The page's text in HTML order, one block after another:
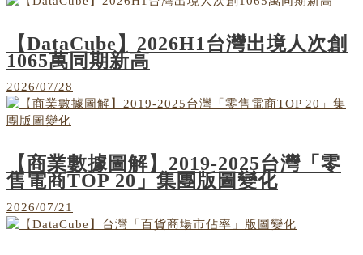
【DataCube】2026H1台灣出境人次創
1065萬同期新高
2026/07/28
【商業數據圖解】2019-2025台灣「零
售電商TOP 20」集團版圖變化
2026/07/21